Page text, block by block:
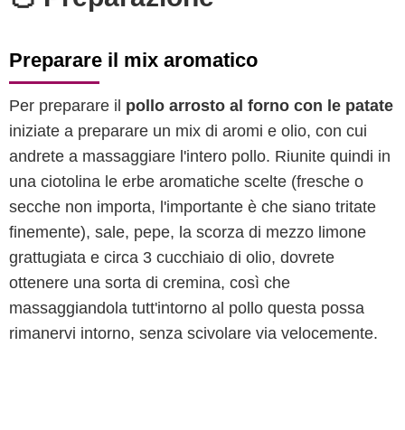
Preparare il mix aromatico
Per preparare il pollo arrosto al forno con le patate
iniziate a preparare un mix di aromi e olio, con cui
andrete a massaggiare l'intero pollo. Riunite quindi in
una ciotolina le erbe aromatiche scelte (fresche o
secche non importa, l'importante è che siano tritate
finemente), sale, pepe, la scorza di mezzo limone
grattugiata e circa 3 cucchiaio di olio, dovrete
ottenere una sorta di cremina, così che
massaggiandola tutt'intorno al pollo questa possa
rimanervi intorno, senza scivolare via velocemente.